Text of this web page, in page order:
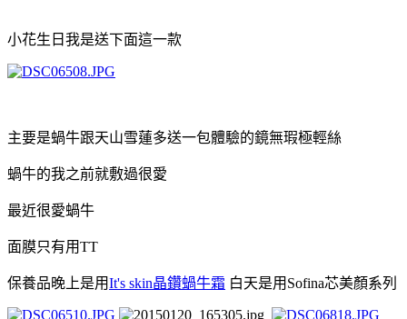
小花生日我是送下面這一款
主要是蝸牛跟天山雪蓮多送一包體驗的鏡無瑕極輕絲
蝸牛的我之前就敷過很愛
最近很愛蝸牛
面膜只有用TT
保養品晚上是用It's skin晶鑽蝸牛霜 白天是用Sofina芯美顏系列